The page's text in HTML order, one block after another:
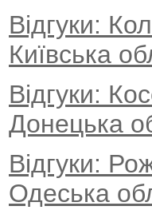
Відгуки:
Київська
Відгуки:
Донецька
Відгуки:
Одеська